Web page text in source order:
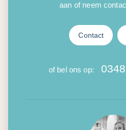
aan of neem
Contact
of bel ons op: